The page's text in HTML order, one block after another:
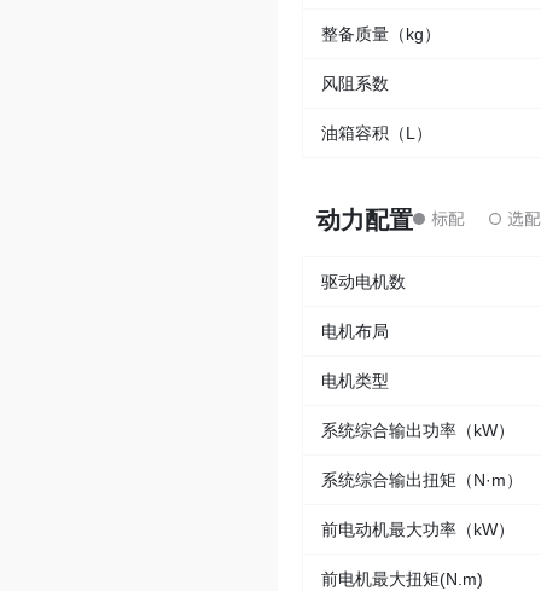
整备质量（kg）
风阻系数
油箱容积（L）
动力配置
驱动电机数
电机布局
电机类型
系统综合输出功率（kW）
系统综合输出扭矩（N·m）
前电动机最大功率（kW）
前电机最大扭矩(N.m)